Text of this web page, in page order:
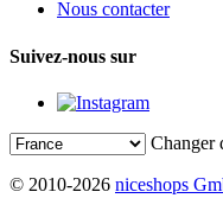
Nous contacter
Suivez-nous sur
Changer
© 2010-2026 niceshops